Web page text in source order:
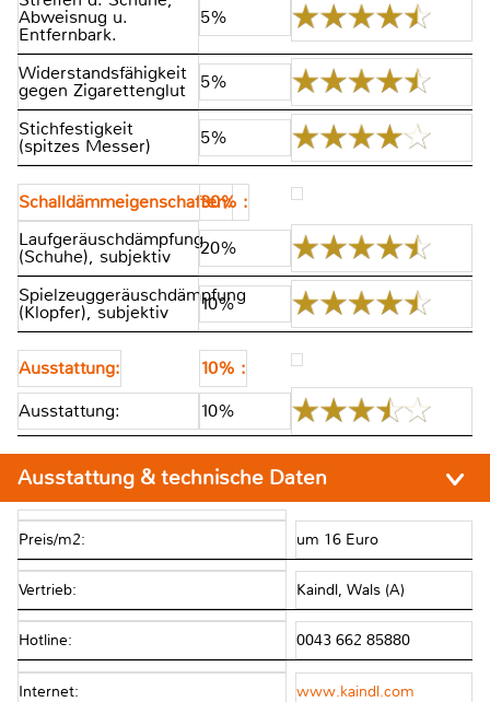
Abweisnug u.
Entfernbark.
5%
Widerstandsfähigkeit
gegen Zigarettenglut 5%
Stichfestigkeit
(spitzes Messer) 5%
Schalldämmeigenschaften:
30% :
Laufgeräuschdämpfung
(Schuhe), subjektiv 20%
Spielzeuggeräuschdämpfung
(Klopfer), subjektiv 10%
Ausstattung:
10% :
Ausstattung:
10%
Ausstattung & technische Daten
Preis/m2: um 16 Euro
Vertrieb: Kaindl, Wals (A)
Hotline: 0043 662 85880
Internet: www.kaindl.com